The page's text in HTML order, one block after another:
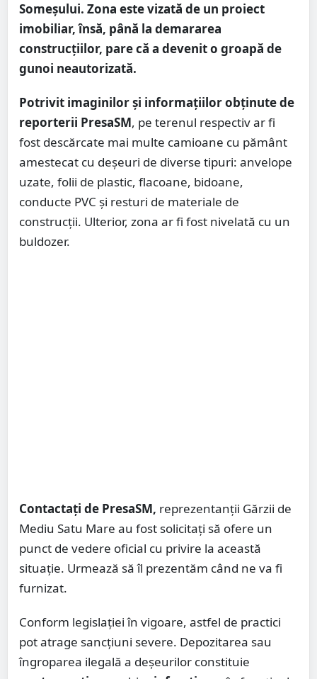
Someșului. Zona este vizată de un proiect
imobiliar, însă, până la demararea
construcțiilor, pare că a devenit o groapă de
gunoi neautorizată.
Potrivit imaginilor și informațiilor obținute de
reporterii PresaSM, pe terenul respectiv ar fi
fost descărcate mai multe camioane cu pământ
amestecat cu deșeuri de diverse tipuri: anvelope
uzate, folii de plastic, flacoane, bidoane,
conducte PVC și resturi de materiale de
construcții. Ulterior, zona ar fi fost nivelată cu un
buldozer.
Contactați de PresaSM, reprezentanții Gărzii de
Mediu Satu Mare au fost solicitați să ofere un
punct de vedere oficial cu privire la această
situație. Urmează să îl prezentăm când ne va fi
furnizat.
Conform legislației în vigoare, astfel de practici
pot atrage sancțiuni severe. Depozitarea sau
îngroparea ilegală a deșeurilor constituie